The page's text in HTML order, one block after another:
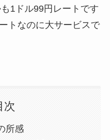
1ドル99円レートです
トなのに大サービスで
次
所感